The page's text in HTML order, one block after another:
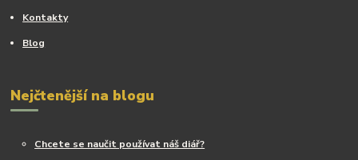
Kontakty
Blog
Nejčtenější na blogu
Chcete se naučit používat náš diář?